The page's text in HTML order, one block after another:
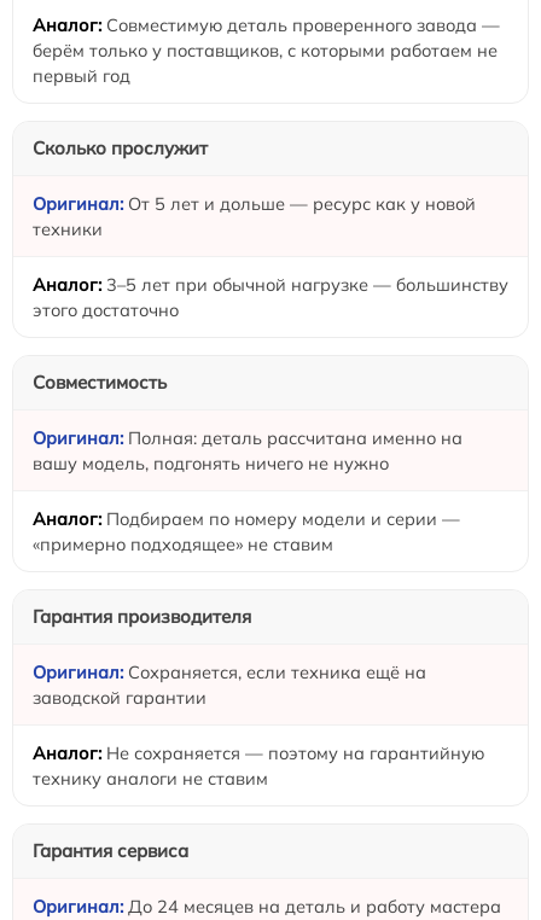
Совместимую деталь проверенного завода —
берём только у поставщиков, с которыми работаем не
первый год
Сколько прослужит
От 5 лет и дольше — ресурс как у новой
техники
3–5 лет при обычной нагрузке — большинству
этого достаточно
Совместимость
Полная: деталь рассчитана именно на
вашу модель, подгонять ничего не нужно
Подбираем по номеру модели и серии —
«примерно подходящее» не ставим
Гарантия производителя
Сохраняется, если техника ещё на
заводской гарантии
Не сохраняется — поэтому на гарантийную
технику аналоги не ставим
Гарантия сервиса
До 24 месяцев на деталь и работу мастера